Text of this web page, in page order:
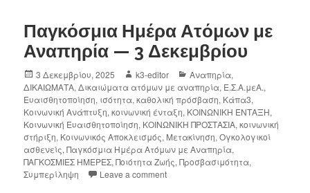
Παγκόσμια Ημέρα Ατόμων με
Αναπηρία — 3 Δεκεμβρίου
3 Δεκεμβρίου, 2025 k3-editor Αναπηρία,
ΔΙΚΑΙΩΜΑΤΑ,Δικαιώματα ατόμων με αναπηρία, Ε.Σ.Α.μεΑ.,
Ευαισθητοποίηση, ισότητα,καθολική πρόσβαση, Κάπα3,
Κοινωνική Ανάπτυξη,κοινωνική ένταξη, ΚΟΙΝΩΝΙΚΗ ΕΝΤΑΞΗ,
Κοινωνική Ευαισθητοποίηση, ΚΟΙΝΩΝΙΚΗ ΠΡΟΣΤΑΣΙΑ,κοινωνική
στήριξη, Κοινωνικός Αποκλεισμός, Μετακίνηση,Ογκολογικοί
ασθενείς,Παγκόσμια Ημέρα Ατόμων με Αναπηρία,
ΠΑΓΚΟΣΜΙΕΣ ΗΜΕΡΕΣ,Ποιότητα Ζωής,Προσβασιμότητα,
Συμπερίληψη
Leave a comment